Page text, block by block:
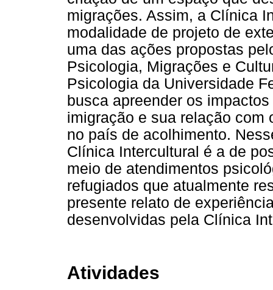
migrações. Assim, a Clínica
modalidade de projeto de
uma das ações propostas
Psicologia, Migrações e
Psicologia da Universidade
busca apreender os
imigração e sua relação com
no país de acolhimento.
Clínica Intercultural é a de
meio de atendimentos
refugiados que atualmente
presente relato de
desenvolvidas pela Clínica
Atividades